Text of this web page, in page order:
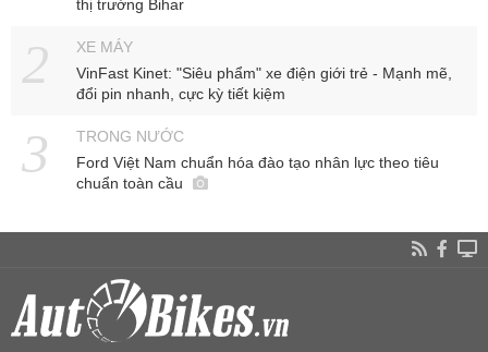
thị trường Bihar
XE MÁY
VinFast Kinet: "Siêu phẩm" xe điện giới trẻ - Mạnh mẽ,
đổi pin nhanh, cực kỳ tiết kiệm
TRONG NƯỚC
Ford Việt Nam chuẩn hóa đào tạo nhân lực theo tiêu
chuẩn toàn cầu